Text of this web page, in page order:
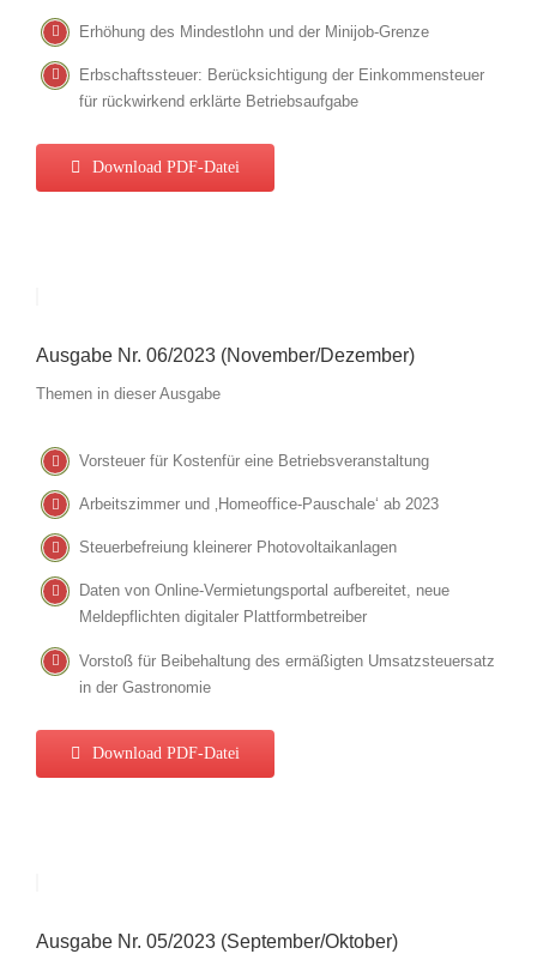
Erhöhung des Mindestlohn und der Minijob-Grenze
Erbschaftssteuer: Berücksichtigung der Einkommensteuer
für rückwirkend erklärte Betriebsaufgabe
Download PDF-Datei
Ausgabe Nr. 06/2023 (November/Dezember)
Themen in dieser Ausgabe
Vorsteuer für Kostenfür eine Betriebsveranstaltung
Arbeitszimmer und ‚Homeoffice-Pauschale‘ ab 2023
Steuerbefreiung kleinerer Photovoltaikanlagen
Daten von Online-Vermietungsportal aufbereitet, neue
Meldepflichten digitaler Plattformbetreiber
Vorstoß für Beibehaltung des ermäßigten Umsatzsteuersatz
in der Gastronomie
Download PDF-Datei
Ausgabe Nr. 05/2023 (September/Oktober)